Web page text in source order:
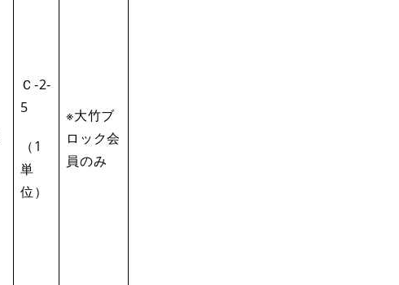
Ｃ-2-
5
（1
単
位）
※大竹ブ
ロック会
員のみ